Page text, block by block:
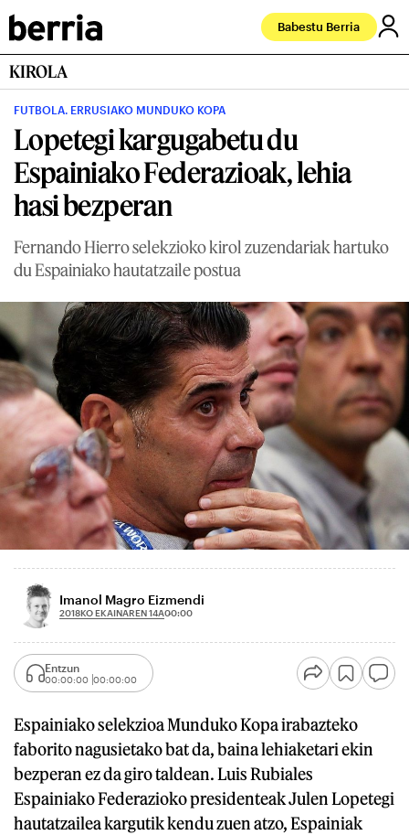
Babestu Berria
KIROLA
FUTBOLA. ERRUSIAKO MUNDUKO KOPA
Lopetegi kargugabetu du
Espainiako Federazioak, lehia
hasi bezperan
Fernando Hierro selekzioko kirol zuzendariak hartuko
du Espainiako hautatzaile postua
Imanol Magro Eizmendi
2018KO EKAINAREN 14A00:00
Entzun
00:00:00 00:00:00
Espainiako selekzioa Munduko Kopa irabazteko
faborito nagusietako bat da, baina lehiaketari ekin
bezperan ez da giro taldean. Luis Rubiales
Espainiako Federazioko presidenteak Julen Lopetegi
hautatzailea kargutik kendu zuen atzo, Espainiak